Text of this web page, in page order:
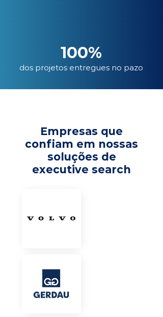
100%
dos projetos entregues no pazo
Empresas que
confiam em nossas
soluções de
executive search